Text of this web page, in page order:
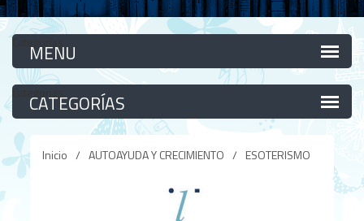
Categorías
Categorías
Inicio / AUTOAYUDA Y CRECIMIENTO / ESOTERISMO